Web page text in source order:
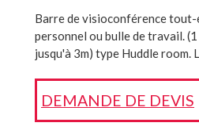
Barre de visioconférence tout-
personnel ou bulle de travail.
jusqu'à 3m) type Huddle room.
Framing) Caméra 4K / 120°
des bruits parasites et
DEMANDE DE DEVIS